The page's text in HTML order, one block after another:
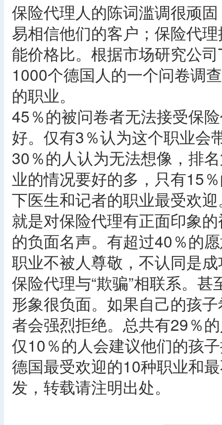
保险代理人的陈词滥调很顽
易相信他们的客户；保险代
能价格比。根据市场研究公
1000个德国人的一个问卷调
的职业。
45％的被问卷者无法接受保
好。仅有3％认为这个职业会
30％的人认为无法想像，排
业的情况要好的多，只有15
下医生和记者的职业最受欢
就是对保险代理有正面印象
的负面名声。有超过40％的
职业不被人尊敬，不认同是
保险代理与“欺骗”相联系。
形象很负面。如果自己的孩
者会强烈拒绝。总共有29％
仅10％的人会建议他们的孩
德国最受欢迎的10种职业和
发，转载请注明出处。